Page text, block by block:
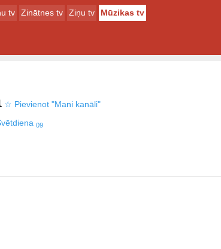
tv Zinātnes tv Ziņu tv Mūzikas tv
☆ Pievienot "Mani kanāli"
09